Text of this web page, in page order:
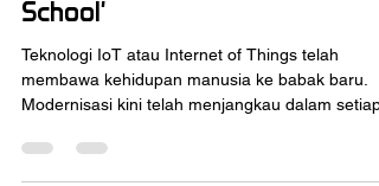
Program 'KMTek Goes To
School'
Teknologi IoT atau Internet of Things telah
Modernisasi kini telah menjangkau dalam setiap